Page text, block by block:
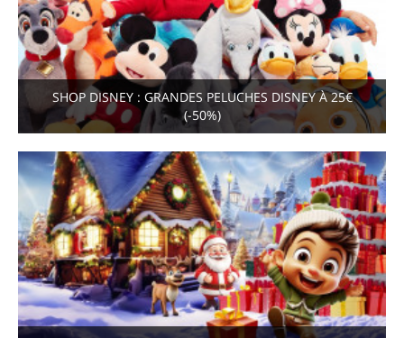
SHOP DISNEY : GRANDES PELUCHES DISNEY À 25€
(-50%)